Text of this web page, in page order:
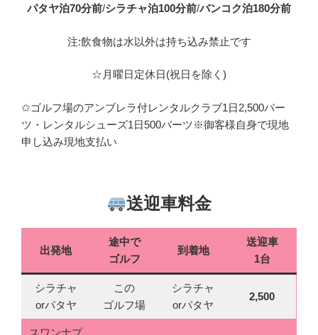
パタヤ泊70分前/シラチャ泊100分前/バンコク泊180分前
注:飲食物は水以外は持ち込み禁止です
☆月曜日定休日(祝日を除く)
✩ゴルフ場のアンブレラ付レンタルクラブ1日2,500バー
ツ・レンタルシューズ1日500バーツ※御客様自身で現地
申し込み現地支払い
送迎車料金
出発地
途中で
ゴルフ
到着地
送迎車
1台
シラチャ
orパタヤ
この
ゴルフ場
シラチャ
orパタヤ
2,500